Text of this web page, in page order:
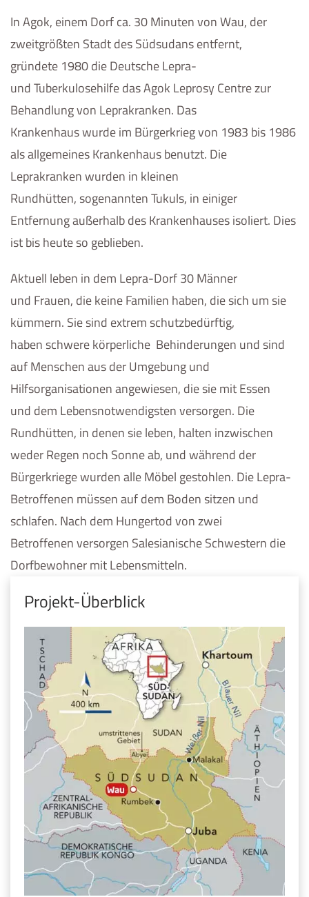
In Agok, einem Dorf ca. 30 Minuten von Wau, der
zweitgrößten Stadt des Südsudans entfernt,
gründete 1980 die Deutsche Lepra-
und Tuberkulosehilfe das Agok Leprosy Centre zur
Behandlung von Leprakranken. Das
Krankenhaus wurde im Bürgerkrieg von 1983 bis 1986
als allgemeines Krankenhaus benutzt. Die
Leprakranken wurden in kleinen
Rundhütten, sogenannten Tukuls, in einiger
Entfernung außerhalb des Krankenhauses isoliert. Dies
ist bis heute so geblieben.
Aktuell leben in dem Lepra-Dorf 30 Männer
und Frauen, die keine Familien haben, die sich um sie
kümmern. Sie sind extrem schutzbedürftig,
haben schwere körperliche Behinderungen und sind
auf Menschen aus der Umgebung und
Hilfsorganisationen angewiesen, die sie mit Essen
und dem Lebensnotwendigsten versorgen. Die
Rundhütten, in denen sie leben, halten inzwischen
weder Regen noch Sonne ab, und während der
Bürgerkriege wurden alle Möbel gestohlen. Die Lepra-
Betroffenen müssen auf dem Boden sitzen und
schlafen. Nach dem Hungertod von zwei
Betroffenen versorgen Salesianische Schwestern die
Dorfbewohner mit Lebensmitteln.
Projekt-Überblick